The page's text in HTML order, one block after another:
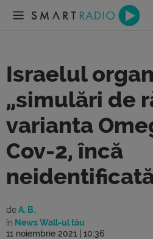
Israelul
„simulări de
varianta
Cov-2, încă
deA. B.
în News Wall-ul tău
11 noiembrie 2021 | 10:36